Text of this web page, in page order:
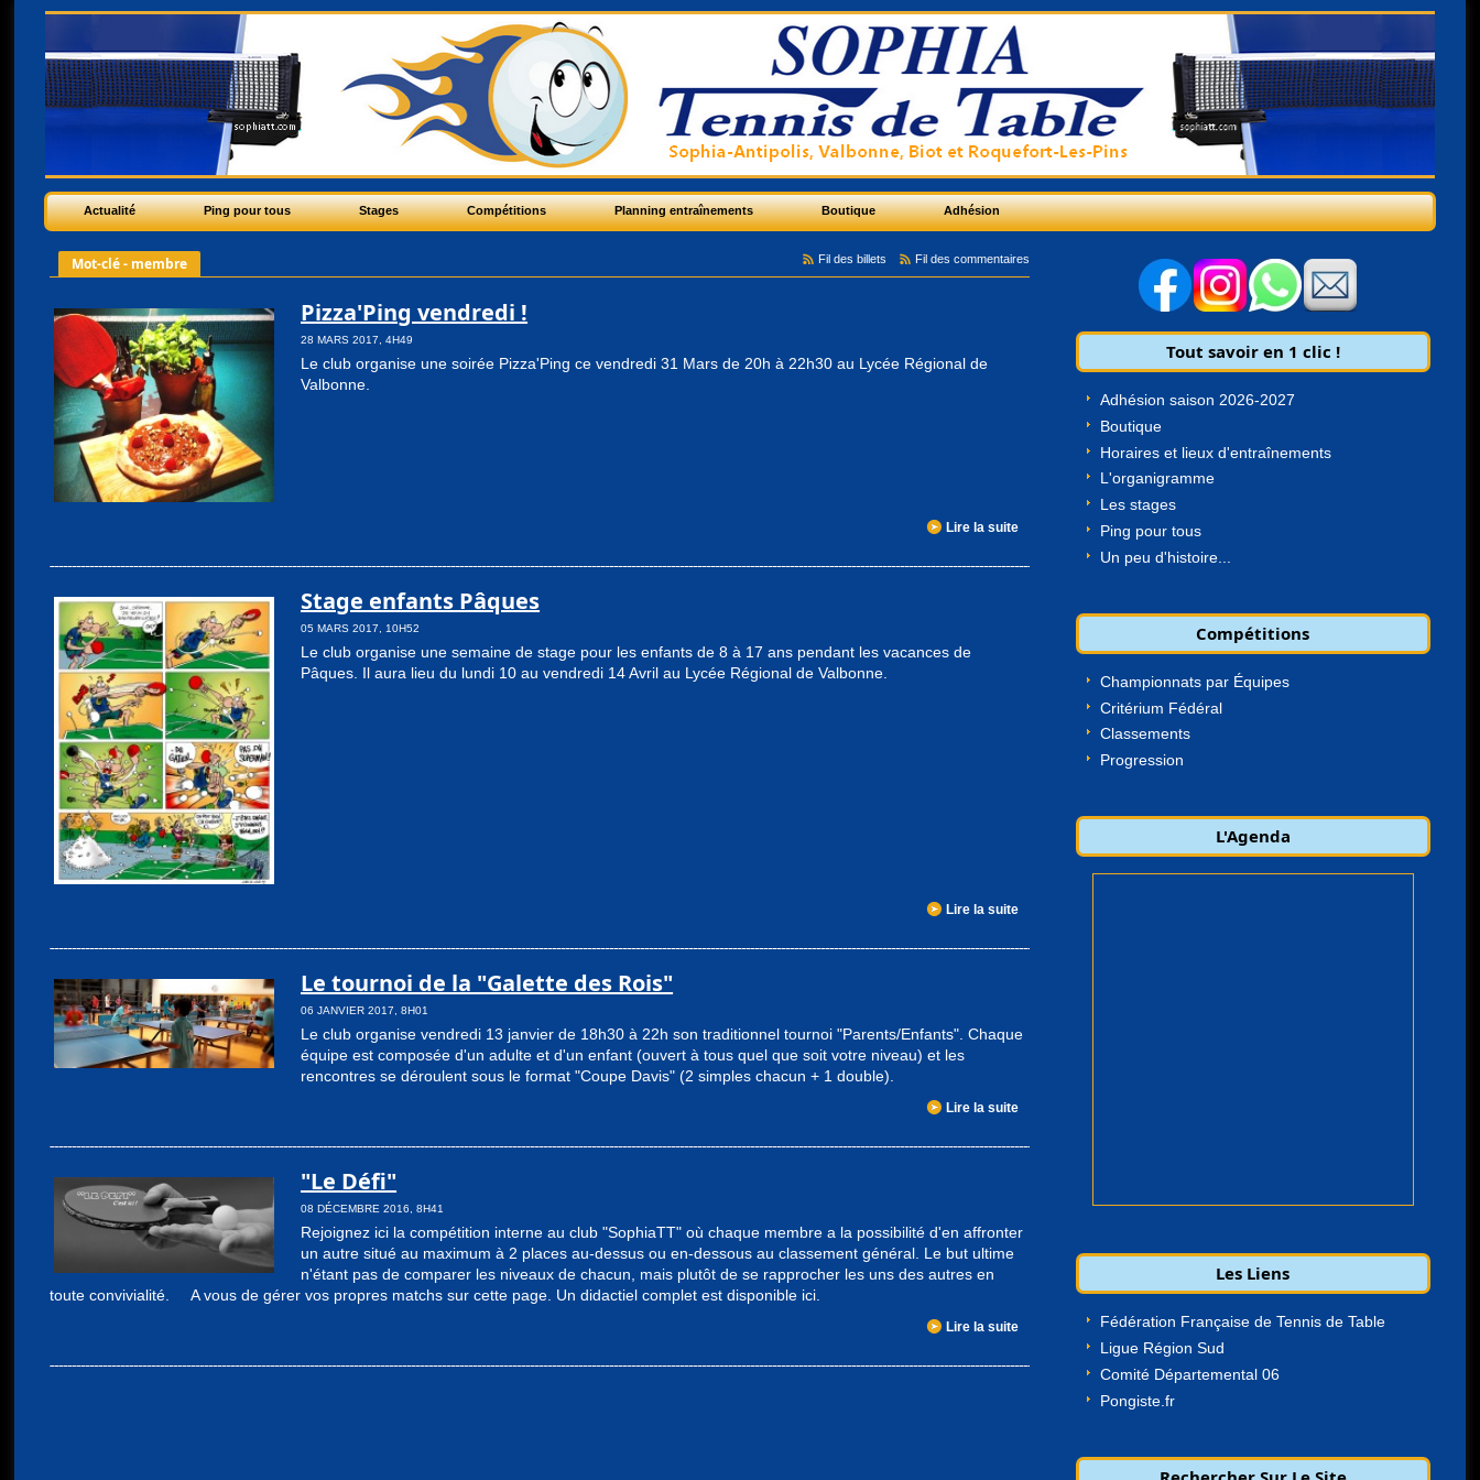
Actualité Ping pour tous Stages Compétitions Planning entraînements Boutique Adhésion
Fil des billets Fil des commentaires
Mot-clé - membre
Pizza'Ping vendredi !
28 MARS 2017, 4H49
Le club organise une soirée Pizza'Ping ce vendredi 31 Mars de 20h à 22h30 au Lycée Régional de
Valbonne.
Lire la suite
Stage enfants Pâques
05 MARS 2017, 10H52
Le club organise une semaine de stage pour les enfants de 8 à 17 ans pendant les vacances de
Pâques. Il aura lieu du lundi 10 au vendredi 14 Avril au Lycée Régional de Valbonne.
Lire la suite
Le tournoi de la "Galette des Rois"
06 JANVIER 2017, 8H01
Le club organise vendredi 13 janvier de 18h30 à 22h son traditionnel tournoi "Parents/Enfants". Chaque
équipe est composée d'un adulte et d'un enfant (ouvert à tous quel que soit votre niveau) et les
rencontres se déroulent sous le format "Coupe Davis" (2 simples chacun + 1 double).
Lire la suite
"Le Défi"
08 DÉCEMBRE 2016, 8H41
Rejoignez ici la compétition interne au club "SophiaTT" où chaque membre a la possibilité d'en affronter
un autre situé au maximum à 2 places au-dessus ou en-dessous au classement général. Le but ultime
n'étant pas de comparer les niveaux de chacun, mais plutôt de se rapprocher les uns des autres en
toute convivialité. A vous de gérer vos propres matchs sur cette page. Un didactiel complet est disponible ici.
Lire la suite
Tout savoir en 1 clic !
Adhésion saison 2026-2027
Boutique
Horaires et lieux d'entraînements
L'organigramme
Les stages
Ping pour tous
Un peu d'histoire...
Compétitions
Championnats par Équipes
Critérium Fédéral
Classements
Progression
L'Agenda
Les Liens
Fédération Française de Tennis de Table
Ligue Région Sud
Comité Départemental 06
Pongiste.fr